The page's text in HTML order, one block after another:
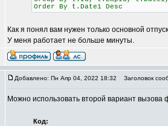
Order By t.Date1 Desc
Как я понял вам нужен только основной
У меня работает не больше минуты.
Добавлено: Пн Апр 04, 2022 18:32 Заголовок
Можно использовать второй вариант вызова
Код: